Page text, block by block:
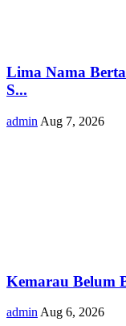
Lima Nama
S...
admin Aug 7, 2026
Kemarau Belum
admin Aug 6, 2026